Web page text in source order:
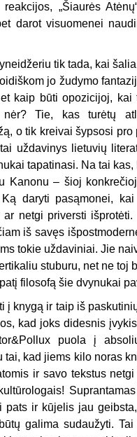
„Šiaurės
darot visuomenei
tik tada, kai
jo žudymo
kaip būti opozicijoj, kai
Tie, kas turėtų
o tik kreivai šypsosi pro
uždavinys lietuvių
tapatinasi. Na tai
Kanonu – šioj
daryti pasąmonei, kai
netgi priversti
iš savęs
tokie uždaviniai. Jie
stuburu, net ne toj
filosofą šie dvynukai
į knygą ir taip iš
kad joks didesnis
puola į
kad jiems kilo noras
ir savo tekstus netgi
pats ir kūjelis jau
galima sudaužyti.